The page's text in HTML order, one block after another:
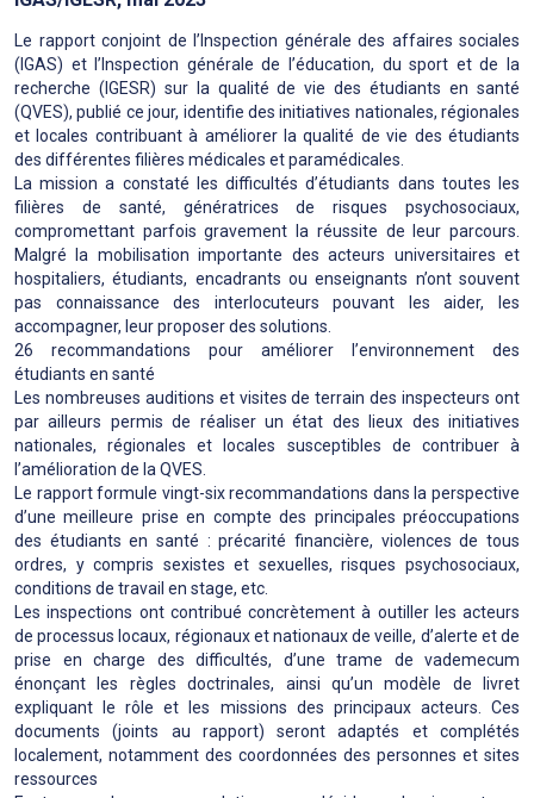
Le rapport conjoint de l’Inspection générale des affaires sociales
(IGAS) et l’Inspection générale de l’éducation, du sport et de la
recherche (IGESR) sur la qualité de vie des étudiants en santé
(QVES), publié ce jour, identifie des initiatives nationales, régionales
et locales contribuant à améliorer la qualité de vie des étudiants
des différentes filières médicales et paramédicales.
La mission a constaté les difficultés d’étudiants dans toutes les
filières de santé, génératrices de risques psychosociaux,
compromettant parfois gravement la réussite de leur parcours.
Malgré la mobilisation importante des acteurs universitaires et
hospitaliers, étudiants, encadrants ou enseignants n’ont souvent
pas connaissance des interlocuteurs pouvant les aider, les
accompagner, leur proposer des solutions.
26 recommandations pour améliorer l’environnement des
étudiants en santé
Les nombreuses auditions et visites de terrain des inspecteurs ont
par ailleurs permis de réaliser un état des lieux des initiatives
nationales, régionales et locales susceptibles de contribuer à
l’amélioration de la QVES.
Le rapport formule vingt-six recommandations dans la perspective
d’une meilleure prise en compte des principales préoccupations
des étudiants en santé : précarité financière, violences de tous
ordres, y compris sexistes et sexuelles, risques psychosociaux,
conditions de travail en stage, etc.
Les inspections ont contribué concrètement à outiller les acteurs
de processus locaux, régionaux et nationaux de veille, d’alerte et de
prise en charge des difficultés, d’une trame de vademecum
énonçant les règles doctrinales, ainsi qu’un modèle de livret
expliquant le rôle et les missions des principaux acteurs. Ces
documents (joints au rapport) seront adaptés et complétés
localement, notamment des coordonnées des personnes et sites
ressources